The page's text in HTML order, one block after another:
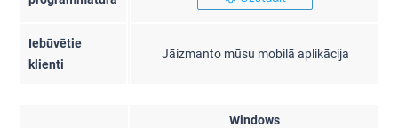
Iebūvētie
klienti
Jāizmanto mūsu mobilā aplikācija
Windows